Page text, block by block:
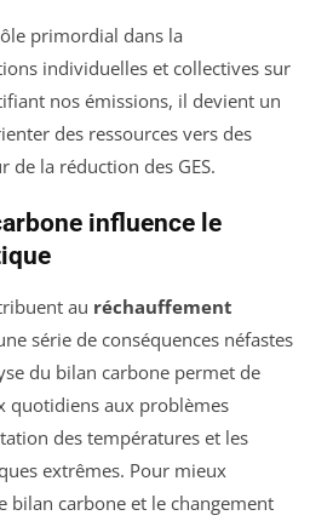
primordial dans la
individuelles et collectives sur
nos émissions, il devient un
des ressources vers des
de la réduction des GES.
influence le
au réchauffement
série de conséquences néfastes
du bilan carbone permet de
quotidiens aux problèmes
des températures et les
extrêmes. Pour mieux
bilan carbone et le changement